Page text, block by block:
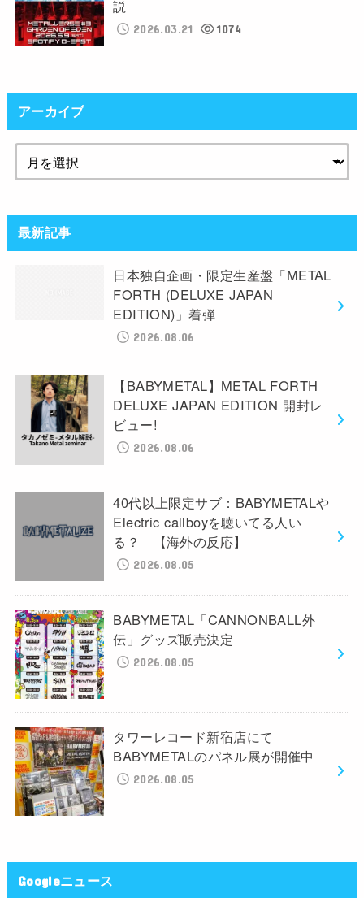
説
2026.03.21 1074
アーカイブ
最新記事
日本独自企画・限定生産盤「METAL
FORTH (DELUXE JAPAN
EDITION)」着弾
2026.08.06
【BABYMETAL】METAL FORTH
DELUXE JAPAN EDITION 開封レ
ビュー!
2026.08.06
40代以上限定サブ：BABYMETALや
Electric callboyを聴いてる人い
る？ 【海外の反応】
2026.08.05
BABYMETAL「CANNONBALL外
伝」グッズ販売決定
2026.08.05
タワーレコード新宿店にて
BABYMETALのパネル展が開催中
2026.08.05
Googleニュース